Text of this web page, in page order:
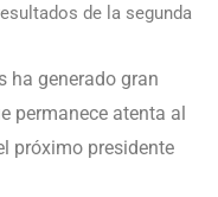
de la segunda
ha generado gran
permanece atenta al
próximo presidente